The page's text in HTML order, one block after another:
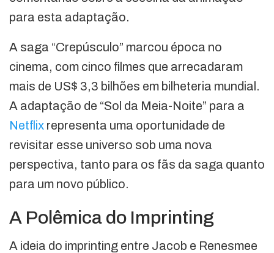
para esta adaptação.
A saga “Crepúsculo” marcou época no
cinema, com cinco filmes que arrecadaram
mais de US$ 3,3 bilhões em bilheteria mundial.
A adaptação de “Sol da Meia-Noite” para a
Netflix representa uma oportunidade de
revisitar esse universo sob uma nova
perspectiva, tanto para os fãs da saga quanto
para um novo público.
A Polêmica do Imprinting
A ideia do imprinting entre Jacob e Renesmee